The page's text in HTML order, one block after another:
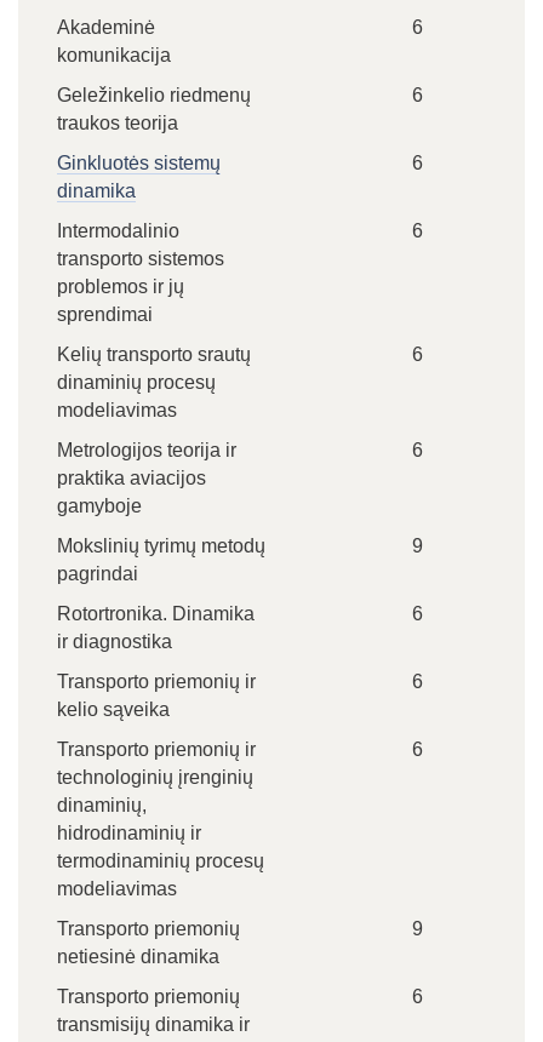
Akademinė
komunikacija
6
Geležinkelio riedmenų
traukos teorija
6
Ginkluotės sistemų
dinamika
6
Intermodalinio
transporto sistemos
problemos ir jų
sprendimai
6
Kelių transporto srautų
dinaminių procesų
modeliavimas
6
Metrologijos teorija ir
praktika aviacijos
gamyboje
6
Mokslinių tyrimų metodų
pagrindai
9
Rotortronika. Dinamika
ir diagnostika
6
Transporto priemonių ir
kelio sąveika
6
Transporto priemonių ir
technologinių įrenginių
dinaminių,
hidrodinaminių ir
termodinaminių procesų
modeliavimas
6
Transporto priemonių
netiesinė dinamika
9
Transporto priemonių
transmisijų dinamika ir
6